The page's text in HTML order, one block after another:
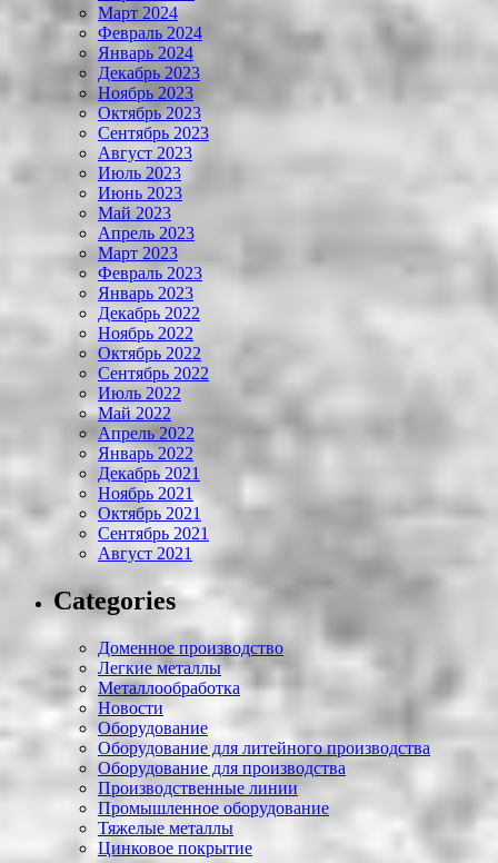
Март 2024
Февраль 2024
Январь 2024
Декабрь 2023
Ноябрь 2023
Октябрь 2023
Сентябрь 2023
Август 2023
Июль 2023
Июнь 2023
Май 2023
Апрель 2023
Март 2023
Февраль 2023
Январь 2023
Декабрь 2022
Ноябрь 2022
Октябрь 2022
Сентябрь 2022
Июль 2022
Май 2022
Апрель 2022
Январь 2022
Декабрь 2021
Ноябрь 2021
Октябрь 2021
Сентябрь 2021
Август 2021
Categories
Доменное производство
Легкие металлы
Металлообработка
Новости
Оборудование
Оборудование для литейного производства
Оборудование для производства
Производственные линии
Промышленное оборудование
Тяжелые металлы
Цинковое покрытие